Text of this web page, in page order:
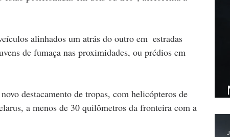
alinhados um atrás do outro em  estradas
de fumaça nas proximidades, ou prédios em
destacamento de tropas, com helicópteros de
a menos de 30 quilômetros da fronteira com a